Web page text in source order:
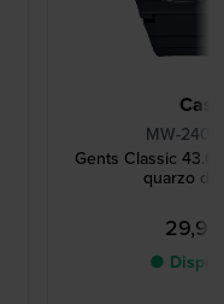
MW-240-
Gents Classic 43.6
quarzo da
●